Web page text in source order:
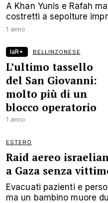
A Khan Yunis e Rafah
costretti a sepolture
1 anno
laR+ BELLINZONESE
L’ultimo tassello
del San Giovanni:
molto più di un
blocco operatorio
1 anno
ESTERO
Raid aereo
a Gaza senza
Evacuati pazienti e
ma un bambino muore